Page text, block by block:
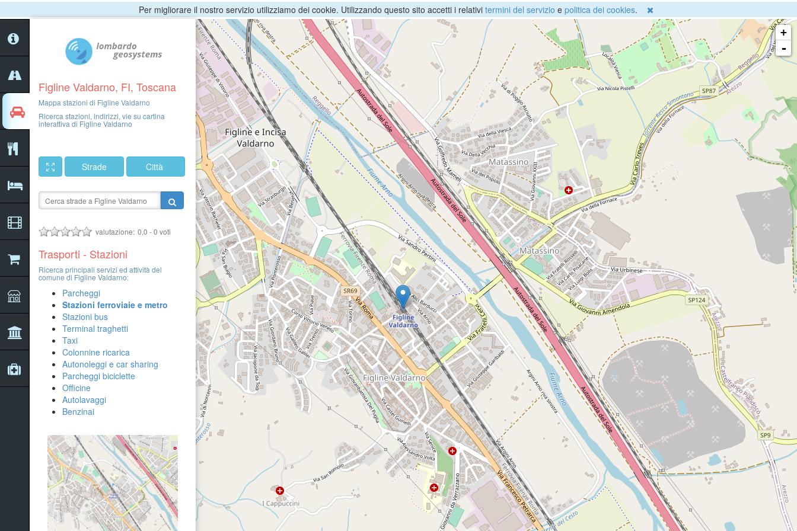
Per migliorare il nostro servizio utilizziamo dei cookie. Utilizzando questo sito accetti i relativi termini del servizio e politica dei cookies.
+
-
Figline Valdarno, FI, Toscana
Mappa stazioni di Figline Valdarno
Ricerca stazioni, indirizzi, vie su cartina
interattiva di Figline Valdarno
Strade Città
valutazione: 0,0 -0 voti
Trasporti - Stazioni
Ricerca principali servizi ed attività del
comune di Figline Valdarno:
Parcheggi
Stazioni ferroviaie e metro
Stazioni bus
Terminal traghetti
Taxi
Colonnine ricarica
Autonoleggi e car sharing
Parcheggi biciclette
Officine
Autolavaggi
Benzinai